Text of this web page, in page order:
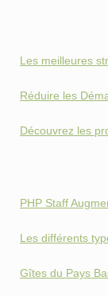
Les meilleures
Réduire les
Découvrez les
PHP Staff
Les différents
Gîtes du Pays